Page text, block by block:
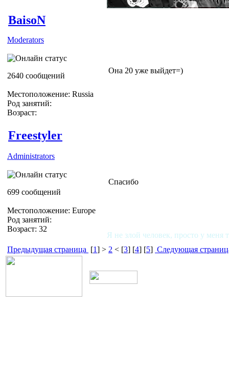
BaisoN
Moderators
2640 сообщений
Местоположение: Russia
Род занятий:
Возраст:
Она 20 уже выйдет=)
Freestyler
Administrators
699 сообщений
Местоположение: Europe
Род занятий:
Возраст: 32
Спасибо
Я не злой человек, просто у меня
Предыдущая страница [1] > 2 < [3] [4] [5] Следующая